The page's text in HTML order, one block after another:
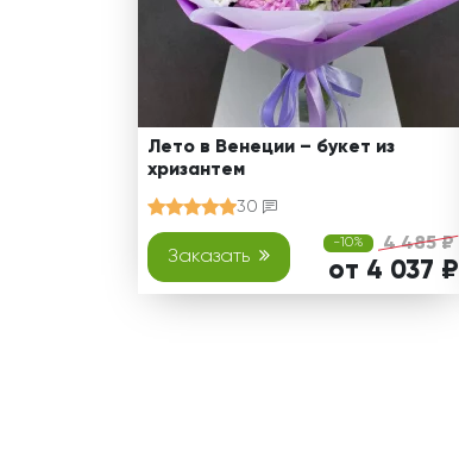
Лето в Венеции – букет из
хризантем
30
Заказать
-10% 4 485 ₽
от 4 037 ₽